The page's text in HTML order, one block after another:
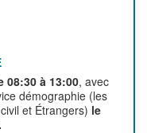
08:30 à 13:00, avec
démographie (les
et Étrangers) le